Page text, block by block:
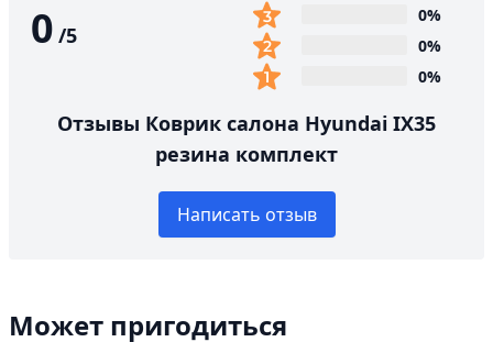
0 /5
0%
0%
0%
Отзывы Коврик салона Hyundai IX35
резина комплект
Написать отзыв
Может пригодиться